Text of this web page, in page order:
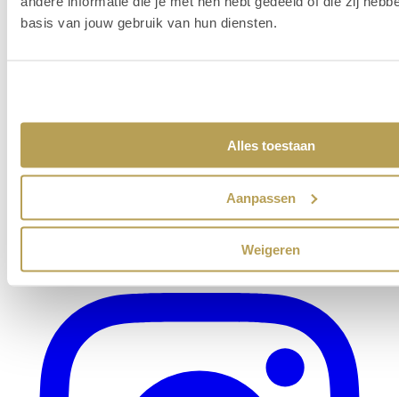
basis van jouw gebruik van hun diensten.
Alles toestaan
Aanpassen
Weigeren